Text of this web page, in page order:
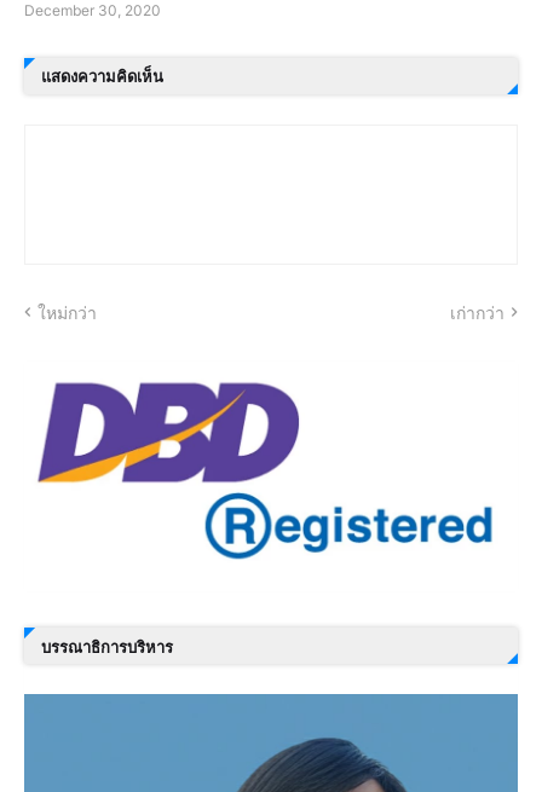
December 30, 2020
แสดงความคิดเห็น
ใหม่กว่า เก่ากว่า
บรรณาธิการบริหาร